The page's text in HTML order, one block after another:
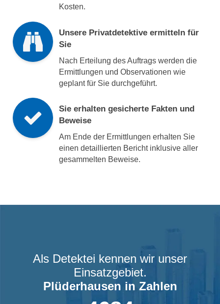
Kosten.
Unsere Privatdetektive ermitteln für
Sie
Nach Erteilung des Auftrags werden die
Ermittlungen und Observationen wie
geplant für Sie durchgeführt.
Sie erhalten gesicherte Fakten und
Beweise
Am Ende der Ermittlungen erhalten Sie
einen detaillierten Bericht inklusive aller
gesammelten Beweise.
Als Detektei kennen wir unser
Einsatzgebiet.
Plüderhausen in Zahlen